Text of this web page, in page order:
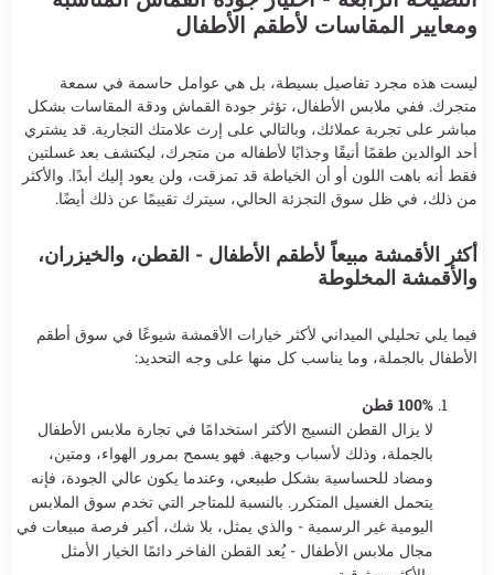
ومعايير المقاسات لأطقم الأطفال
ليست هذه مجرد تفاصيل بسيطة، بل هي عوامل حاسمة في سمعة
متجرك. ففي ملابس الأطفال، تؤثر جودة القماش ودقة المقاسات بشكل
مباشر على تجربة عملائك، وبالتالي على إرث علامتك التجارية. قد يشتري
أحد الوالدين طقمًا أنيقًا وجذابًا لأطفاله من متجرك، ليكتشف بعد غسلتين
فقط أنه باهت اللون أو أن الخياطة قد تمزقت، ولن يعود إليك أبدًا. والأكثر
من ذلك، في ظل سوق التجزئة الحالي، سيترك تقييمًا عن ذلك أيضًا.
أكثر الأقمشة مبيعاً لأطقم الأطفال - القطن، والخيزران،
والأقمشة المخلوطة
فيما يلي تحليلي الميداني لأكثر خيارات الأقمشة شيوعًا في سوق أطقم
الأطفال بالجملة، وما يناسب كل منها على وجه التحديد:
100% قطن
لا يزال القطن النسيج الأكثر استخدامًا في تجارة ملابس الأطفال
بالجملة، وذلك لأسباب وجيهة. فهو يسمح بمرور الهواء، ومتين،
ومضاد للحساسية بشكل طبيعي، وعندما يكون عالي الجودة، فإنه
يتحمل الغسيل المتكرر. بالنسبة للمتاجر التي تخدم سوق الملابس
اليومية غير الرسمية - والذي يمثل، بلا شك، أكبر فرصة مبيعات في
مجال ملابس الأطفال - يُعد القطن الفاخر دائمًا الخيار الأمثل